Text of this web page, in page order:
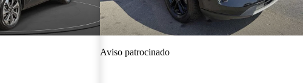
Aviso patrocinado